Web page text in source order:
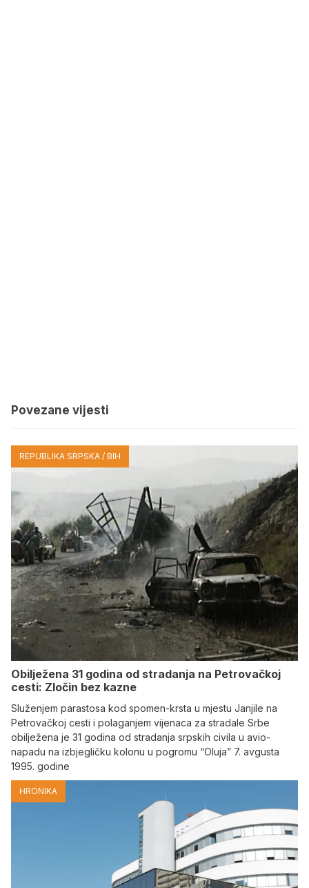
Povezane vijesti
REPUBLIKA SRPSKA / BIH
Obilježena 31 godina od stradanja na Petrovačkoj
cesti: Zločin bez kazne
Služenjem parastosa kod spomen-krsta u mjestu Janjile na
Petrovačkoj cesti i polaganjem vijenaca za stradale Srbe
obilježena je 31 godina od stradanja srpskih civila u avio-
napadu na izbjegličku kolonu u pogromu “Oluja” 7. avgusta
1995. godine
HRONIKA